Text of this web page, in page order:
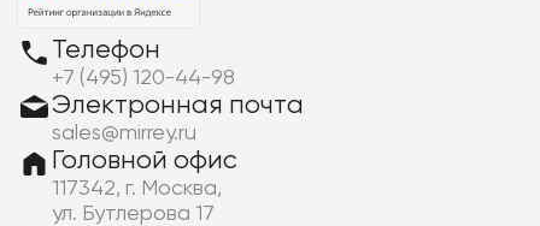
Телефон
+7 (495) 120-44-98
Электронная почта
sales@mirrey.ru
Головной офис
117342, г. Москва,
ул. Бутлерова 17